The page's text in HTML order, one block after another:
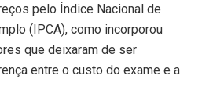
pelo Índice Nacional de
(IPCA), como incorporou
que deixaram de ser
entre o custo do exame e a